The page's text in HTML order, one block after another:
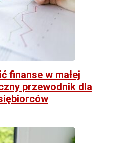
finanse w małej
przewodnik dla